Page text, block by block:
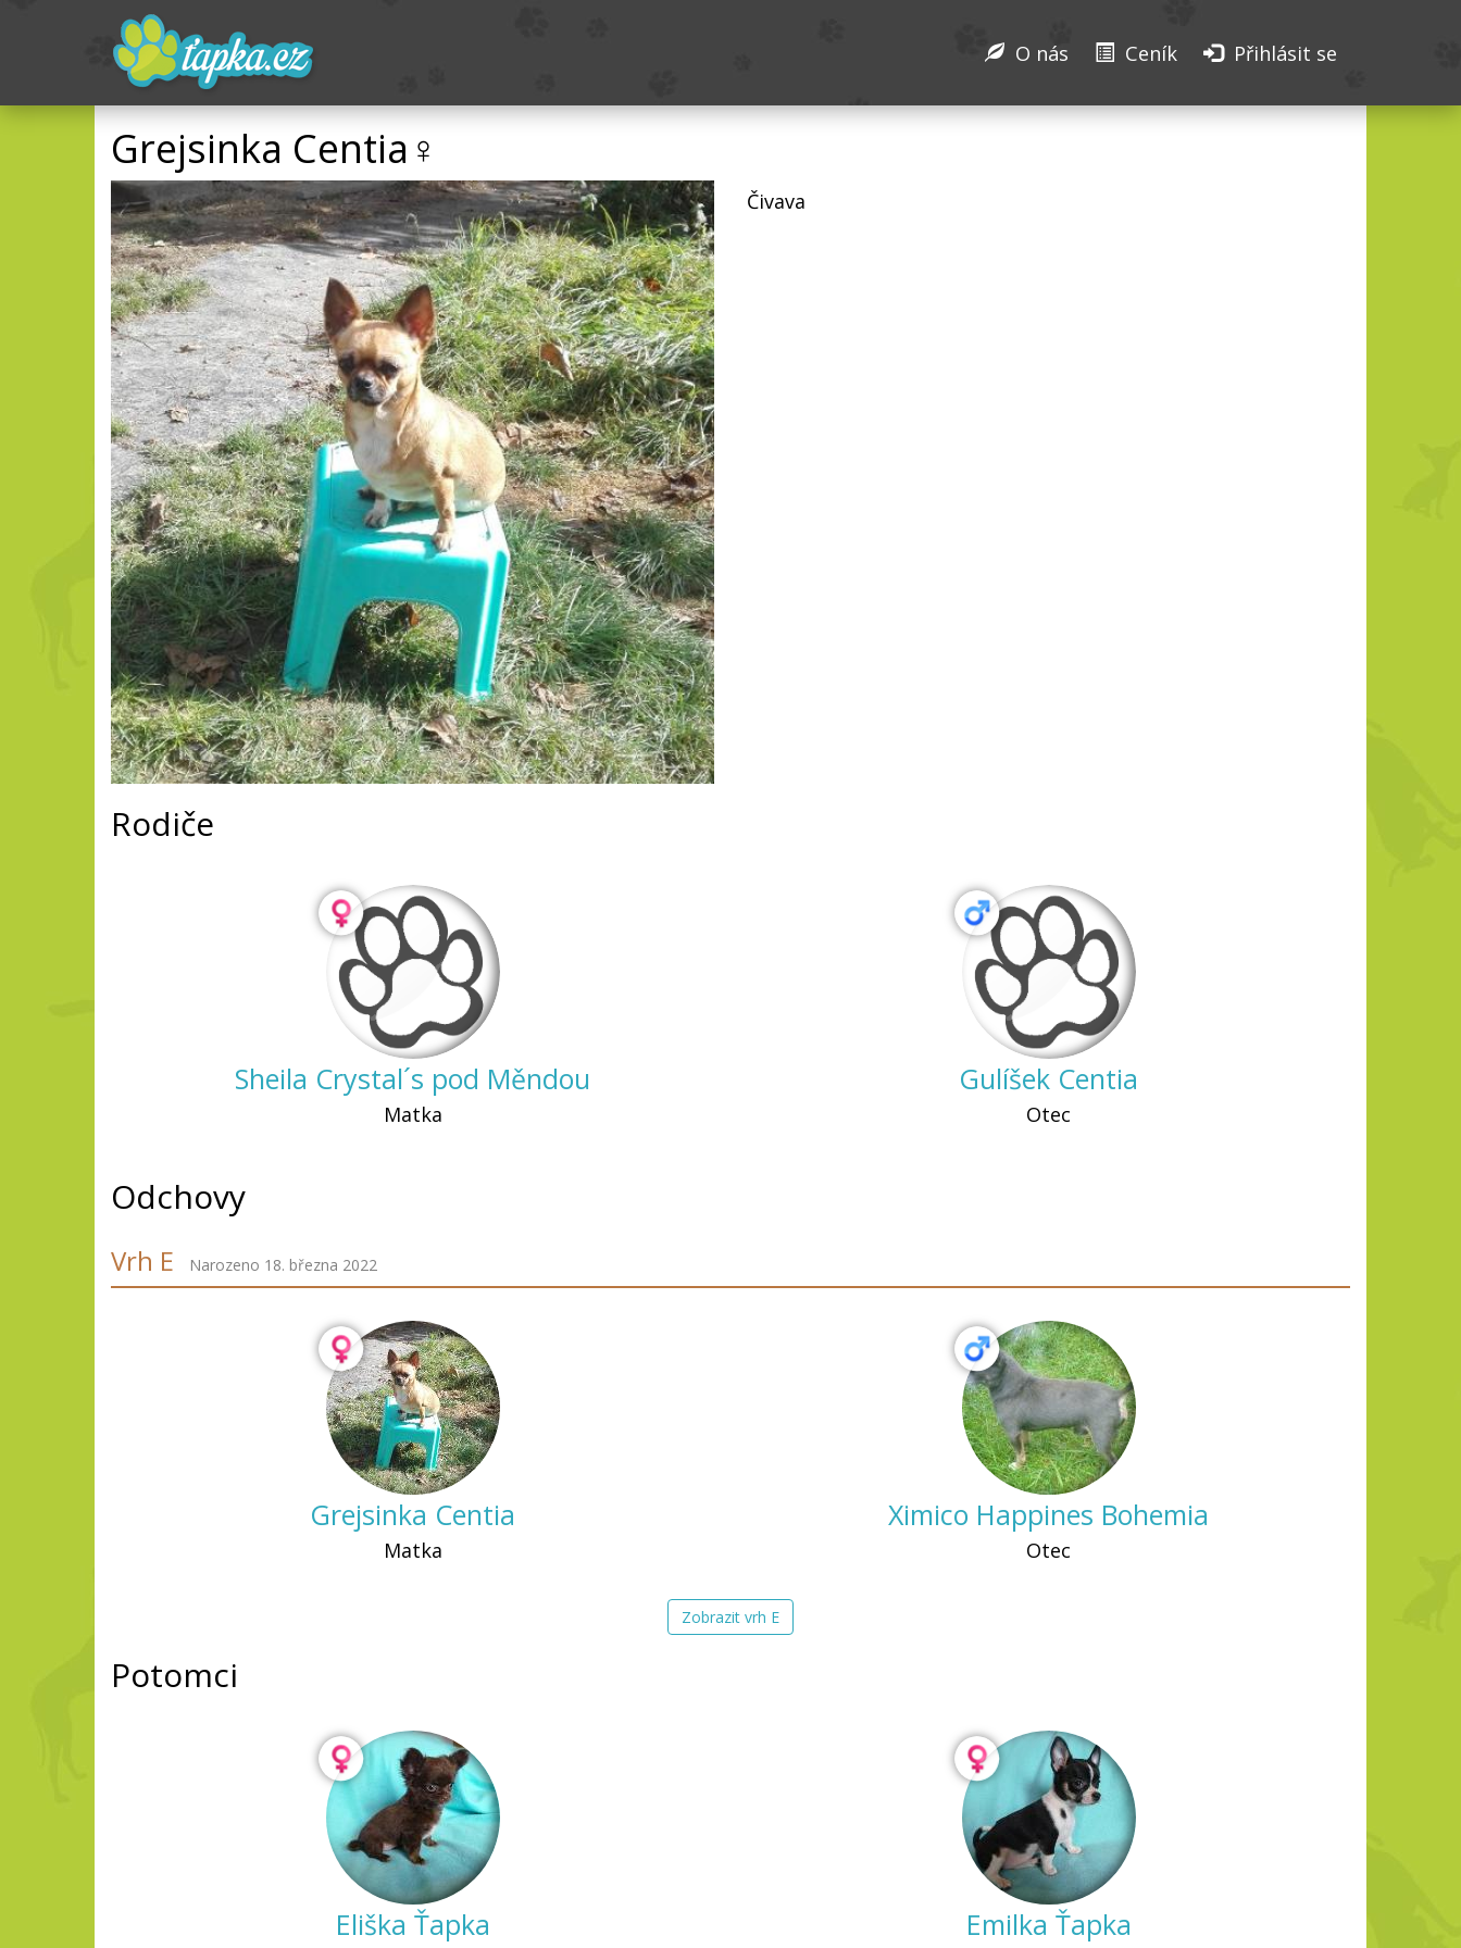
O nás Ceník Přihlásit se
Grejsinka Centia♀
Čivava
Rodiče
Sheila Crystal´s pod Měndou
Matka
Gulíšek Centia
Otec
Odchovy
Vrh E Narozeno 18. března 2022
Grejsinka Centia
Matka
Ximico Happines Bohemia
Otec
Zobrazit vrh E
Potomci
Eliška Ťapka Emilka Ťapka